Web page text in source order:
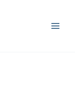
Menu